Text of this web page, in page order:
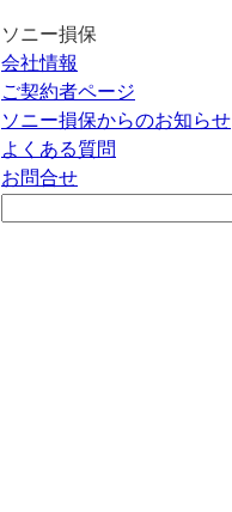
ソニー損保
会社情報
ご契約者ページ
ソニー損保からのお知らせ
よくある質問
お問合せ